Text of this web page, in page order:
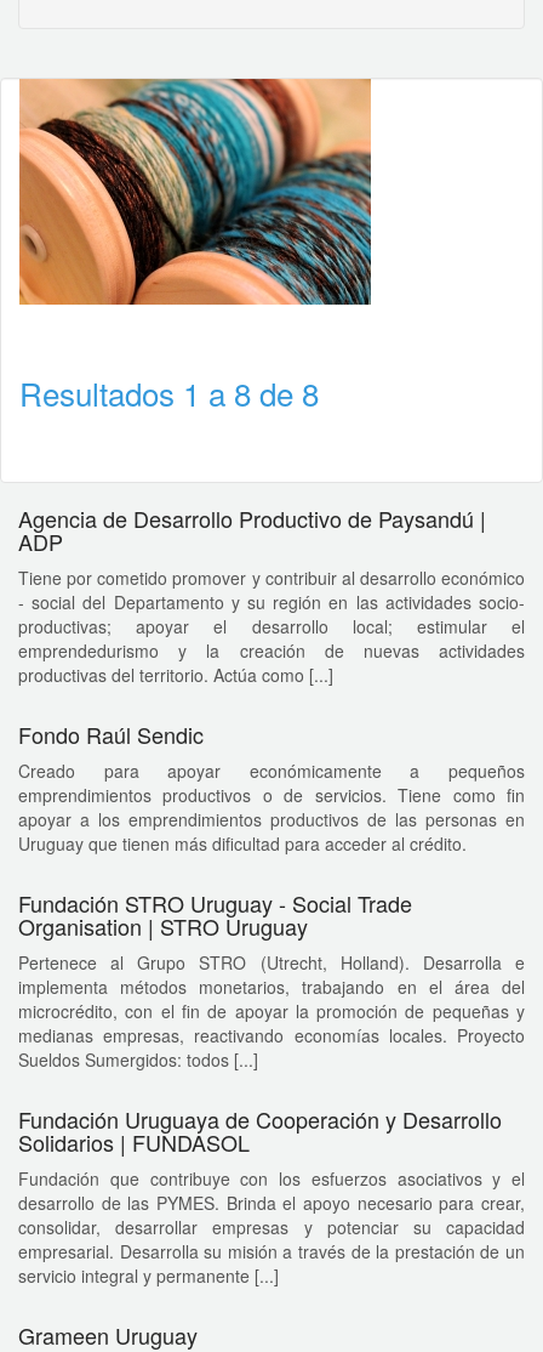
Resultados 1 a 8 de 8
Agencia de Desarrollo Productivo de Paysandú |
ADP
Tiene por cometido promover y contribuir al desarrollo económico
- social del Departamento y su región en las actividades socio-
productivas; apoyar el desarrollo local; estimular el
emprendedurismo y la creación de nuevas actividades
productivas del territorio. Actúa como [...]
Fondo Raúl Sendic
Creado para apoyar económicamente a pequeños
emprendimientos productivos o de servicios. Tiene como fin
apoyar a los emprendimientos productivos de las personas en
Uruguay que tienen más dificultad para acceder al crédito.
Fundación STRO Uruguay - Social Trade
Organisation | STRO Uruguay
Pertenece al Grupo STRO (Utrecht, Holland). Desarrolla e
implementa métodos monetarios, trabajando en el área del
microcrédito, con el fin de apoyar la promoción de pequeñas y
medianas empresas, reactivando economías locales. Proyecto
Sueldos Sumergidos: todos [...]
Fundación Uruguaya de Cooperación y Desarrollo
Solidarios | FUNDASOL
Fundación que contribuye con los esfuerzos asociativos y el
desarrollo de las PYMES. Brinda el apoyo necesario para crear,
consolidar, desarrollar empresas y potenciar su capacidad
empresarial. Desarrolla su misión a través de la prestación de un
servicio integral y permanente [...]
Grameen Uruguay